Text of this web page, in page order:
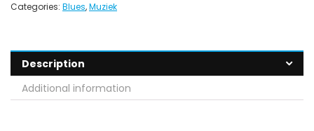
Categories: Blues,Muziek
Description
Additional information